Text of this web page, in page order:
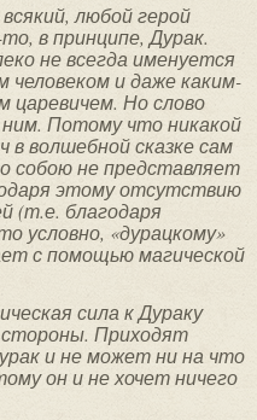
любой герой
в принципе, Дурак.
не всегда именуется
и даже каким-
царевичем. Но слово
Потому что никакой
в волшебной сказке сам
собою не представляет
этому отсутствию
(т.е. благодаря
условно, «дурацкому»
с помощью магической
сила к Дураку
стороны. Приходят
и не может ни на что
он и не хочет ничего